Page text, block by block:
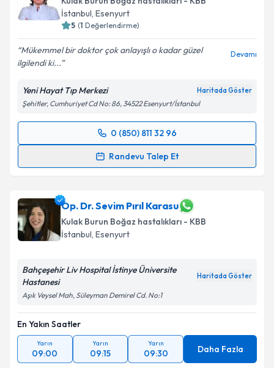
İstanbul, Esenyurt
5 (1 Değerlendirme)
Mükemmel bir doktor çok anlayışlı o kadar güzel
ilgilendi ki...
Devamı
Yeni Hayat Tıp Merkezi Haritada Göster
Şehitler, Cumhuriyet Cd No: 86, 34522 Esenyurt/İstanbul
0 (850) 811 32 96
Randevu Talep Et
Randevu Takvimi Talebi
takvim hazırlandığında e-posta ile bilgilendireceğiz.
E-posta Adresiniz
Metni'ni okudum ve kişisel verilerimin belirtilen
kapsamda işlenmesini kabul ediyorum.
Takvim Talebini Gönder
Op. Dr. Sevim Pırıl Karasu
Kulak Burun Boğaz hastalıkları - KBB
İstanbul, Esenyurt
Bahçeşehir Liv Hospital İstinye Üniversite
Hastanesi
Haritada Göster
Aşık Veysel Mah, Süleyman Demirel Cd. No:1
En Yakın Saatler
Yarın
09:00
Yarın
09:15
Yarın
09:30 Daha Fazla